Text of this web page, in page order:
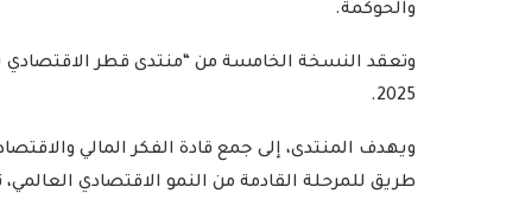
والحوكمة.
2025.
ويهدف المنتدى، إلى جمع قادة الفكر المالي
طريق للمرحلة القادمة من النمو الاقتصادي العالمي، تحت شعار “الطريق